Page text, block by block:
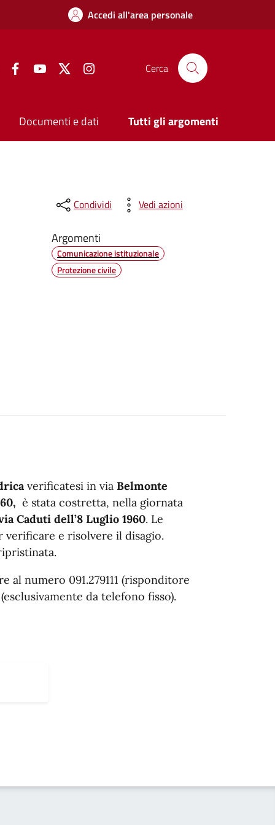
Accedi all'area personale
FacebookYouTube Twitter Cerca
Documenti e dati Tutti gli argomenti
Condividi Vedi azioni
Argomenti
Comunicazione istituzionale
Protezione civile
verificatesi in via Belmonte
è stata costretta, nella giornata
Caduti dell’8 Luglio 1960. Le
verificare e risolvere il disagio.
al numero 091.279111 (risponditore
da telefono fisso).